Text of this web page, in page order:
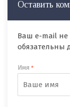
Оставить
Ваш e-mail не
обязательны
Имя *